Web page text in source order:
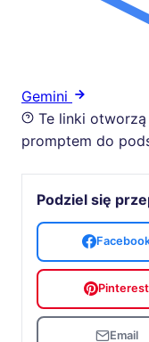
Gemini
Te linki
promptem do
Podziel się
Pinterest
Email